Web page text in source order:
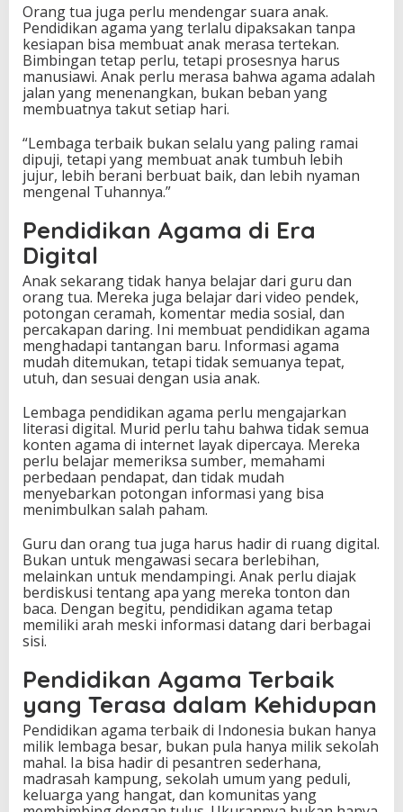
Orang tua juga perlu mendengar suara anak.
Pendidikan agama yang terlalu dipaksakan tanpa
kesiapan bisa membuat anak merasa tertekan.
Bimbingan tetap perlu, tetapi prosesnya harus
manusiawi. Anak perlu merasa bahwa agama adalah
jalan yang menenangkan, bukan beban yang
membuatnya takut setiap hari.
“Lembaga terbaik bukan selalu yang paling ramai
dipuji, tetapi yang membuat anak tumbuh lebih
jujur, lebih berani berbuat baik, dan lebih nyaman
mengenal Tuhannya.”
Pendidikan Agama di Era
Digital
Anak sekarang tidak hanya belajar dari guru dan
orang tua. Mereka juga belajar dari video pendek,
potongan ceramah, komentar media sosial, dan
percakapan daring. Ini membuat pendidikan agama
menghadapi tantangan baru. Informasi agama
mudah ditemukan, tetapi tidak semuanya tepat,
utuh, dan sesuai dengan usia anak.
Lembaga pendidikan agama perlu mengajarkan
literasi digital. Murid perlu tahu bahwa tidak semua
konten agama di internet layak dipercaya. Mereka
perlu belajar memeriksa sumber, memahami
perbedaan pendapat, dan tidak mudah
menyebarkan potongan informasi yang bisa
menimbulkan salah paham.
Guru dan orang tua juga harus hadir di ruang digital.
Bukan untuk mengawasi secara berlebihan,
melainkan untuk mendampingi. Anak perlu diajak
berdiskusi tentang apa yang mereka tonton dan
baca. Dengan begitu, pendidikan agama tetap
memiliki arah meski informasi datang dari berbagai
sisi.
Pendidikan Agama Terbaik
yang Terasa dalam Kehidupan
Pendidikan agama terbaik di Indonesia bukan hanya
milik lembaga besar, bukan pula hanya milik sekolah
mahal. Ia bisa hadir di pesantren sederhana,
madrasah kampung, sekolah umum yang peduli,
keluarga yang hangat, dan komunitas yang